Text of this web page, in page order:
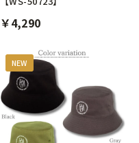
￥4,290
NEW